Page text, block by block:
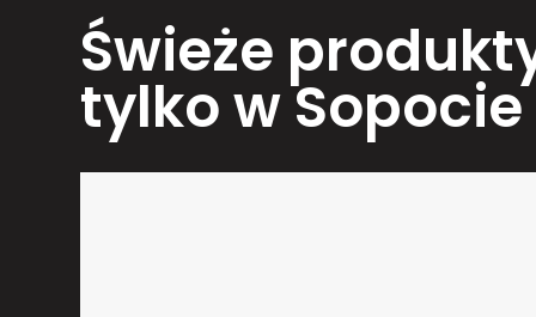
Świeże
tylko w Sopocie